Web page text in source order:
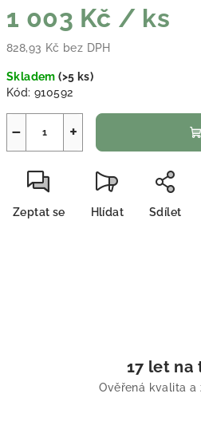
1 003 Kč / ks
828,93 Kč bez DPH
Skladem(>5 ks)
Kód: 910592
+
−
Zeptat se Hlídat Sdílet
17 let na
Ověřená kvalita a